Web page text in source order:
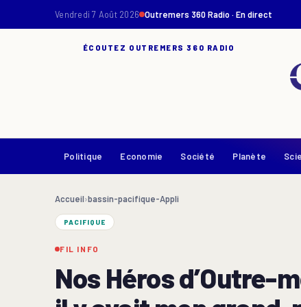
Vendredi 7 Août 2026 Outremers 360 Radio · En direct
ÉCOUTEZ OUTREMERS 360 RADIO
Politique Economie Société Planète
Accueil›bassin-pacifique-Appli
PACIFIQUE
FIL INFO
Nos Héros d’Outre-